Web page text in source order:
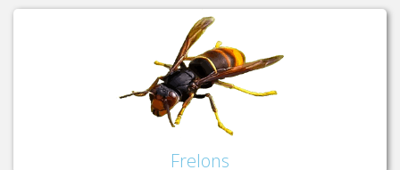
Frelons